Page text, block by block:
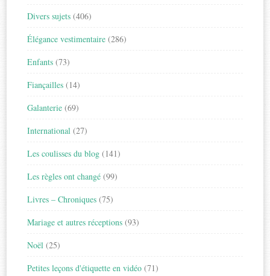
Divers sujets (406)
Élégance vestimentaire (286)
Enfants (73)
Fiançailles (14)
Galanterie (69)
International (27)
Les coulisses du blog (141)
Les règles ont changé (99)
Livres – Chroniques (75)
Mariage et autres réceptions (93)
Noël (25)
Petites leçons d'étiquette en vidéo (71)